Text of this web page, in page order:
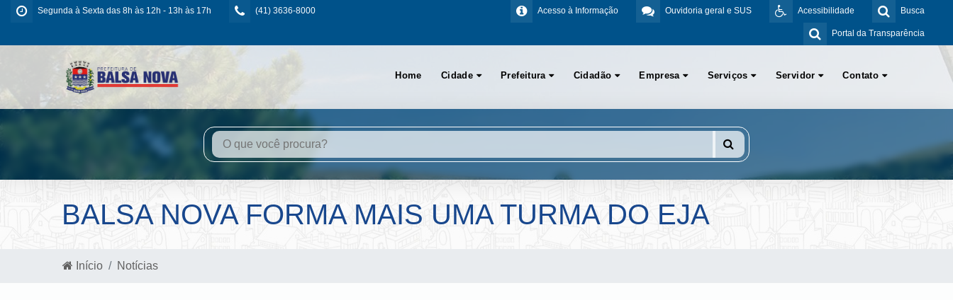
Segunda à Sexta das 8h às 12h - 13h às 17h (41) 3636-8000 Busca
Acessibilidade
Ouvidoria geral e SUS
Acesso à Informação
Portal da Transparência
Home Cidade Prefeitura Cidadão Empresa Serviços Servidor Contato
BALSA NOVA FORMA MAIS UMA TURMA DO EJA
Início Notícias